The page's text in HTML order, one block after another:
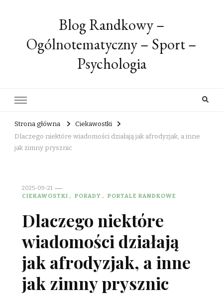
Blog Randkowy –
Ogólnotematyczny – Sport –
Psychologia
Strona główna
Ciekawostki
Dlaczego niektóre wiadomości działają jak afrodyzjak, a inne
jak zimny prysznic
2025-09-21
CIEKAWOSTKI
PORADY PORTALE RANDKOWE
Dlaczego niektóre
wiadomości działają
jak afrodyzjak, a inne
jak zimny prysznic